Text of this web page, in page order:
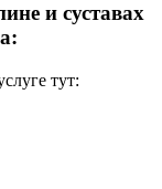
и суставах
тут: